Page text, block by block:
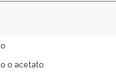
o acetato